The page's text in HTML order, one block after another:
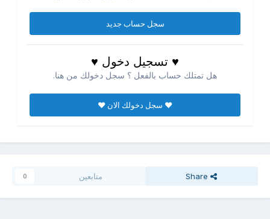
سجل حساب جديد
♥ تسجيل دخول ♥
هل تمتلك حساب بالفعل ؟ سجل دخولك من هنا.
♥ سجل دخولك الان ♥
Share متابعين 0